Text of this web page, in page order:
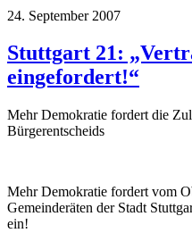
24. September 2007
Stuttgart 21:
eingefordert!“
Mehr Demokratie fordert die
Bürgerentscheids
Mehr Demokratie fordert vom
Gemeinderäten der Stadt
ein!